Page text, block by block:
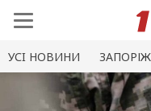
УСI НОВИНИ